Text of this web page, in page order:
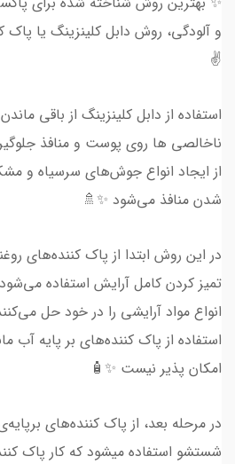
و آلودگی، روش دابل کلینزینگ یا
✌️
استفاده از دابل کلینزینگ از باقی
ناخالصی ‌ها روی پوست و منافذ
از ایجاد انواع جوش‌های سرسیاه و
شدن منافذ می‌شود ✨🚿
در این روش ابتدا از پاک کننده‌های
تمیز کردن کامل آرایش استفاده
انواع مواد آرایشی را در خود حل
استفاده از پاک کننده‌های بر پایه آب
امکان پذیر نیست ✨🧴
در مرحله بعد، از پاک کننده‌های
شستشو استفاده میشود که کار پاک